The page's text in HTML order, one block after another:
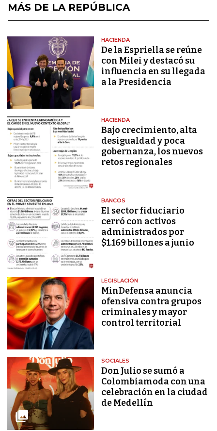
MÁS DE LA REPÚBLICA
HACIENDA
De la Espriella se reúne
con Milei y destacó su
influencia en su llegada
a la Presidencia
HACIENDA
Bajo crecimiento, alta
desigualdad y poca
gobernanza, los nuevos
retos regionales
BANCOS
El sector fiduciario
cerró con activos
administrados por
$1.169 billones a junio
LEGISLACIÓN
MinDefensa anuncia
ofensiva contra grupos
criminales y mayor
control territorial
SOCIALES
Don Julio se sumó a
Colombiamoda con una
celebración en la ciudad
de Medellín